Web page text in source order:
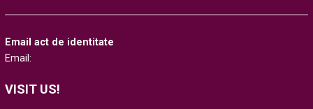
Email act de identitate
Email:
VISIT US!